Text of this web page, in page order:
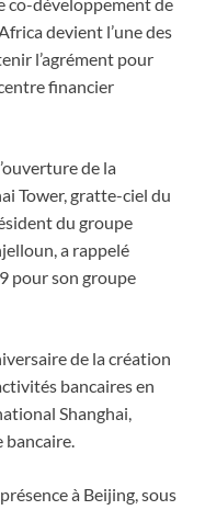
co-développement de
devient l’une des
l’agrément pour
financier
de la
Tower, gratte-ciel du
du groupe
a rappelé
pour son groupe
de la création
bancaires en
Shanghai,
bancaire.
à Beijing, sous